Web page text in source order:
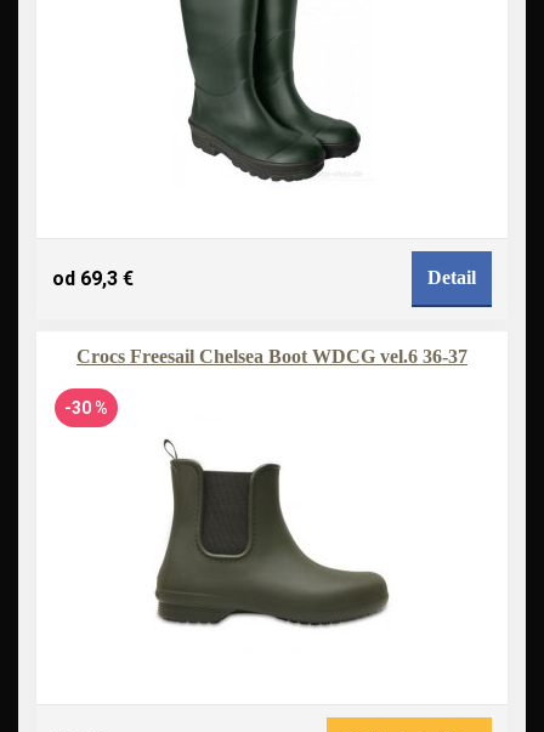
od 69,3 € Detail
Crocs Freesail Chelsea Boot WDCG vel.6 36-37
-30 %